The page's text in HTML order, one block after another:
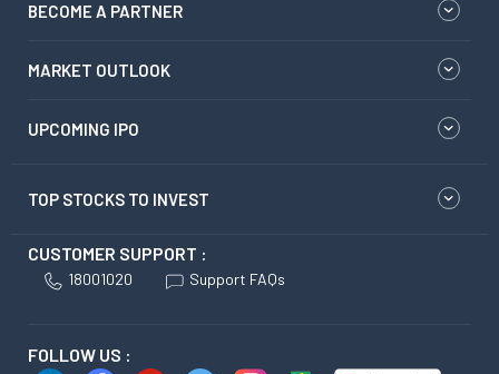
BECOME A PARTNER
MARKET OUTLOOK
UPCOMING IPO
TOP STOCKS TO INVEST
CUSTOMER SUPPORT :
18001020 Support FAQs
FOLLOW US :